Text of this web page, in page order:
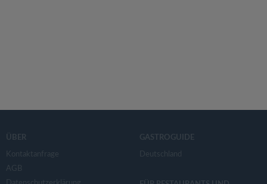
ÜBER
Kontaktanfrage
AGB
GASTROGUIDE
Deutschland